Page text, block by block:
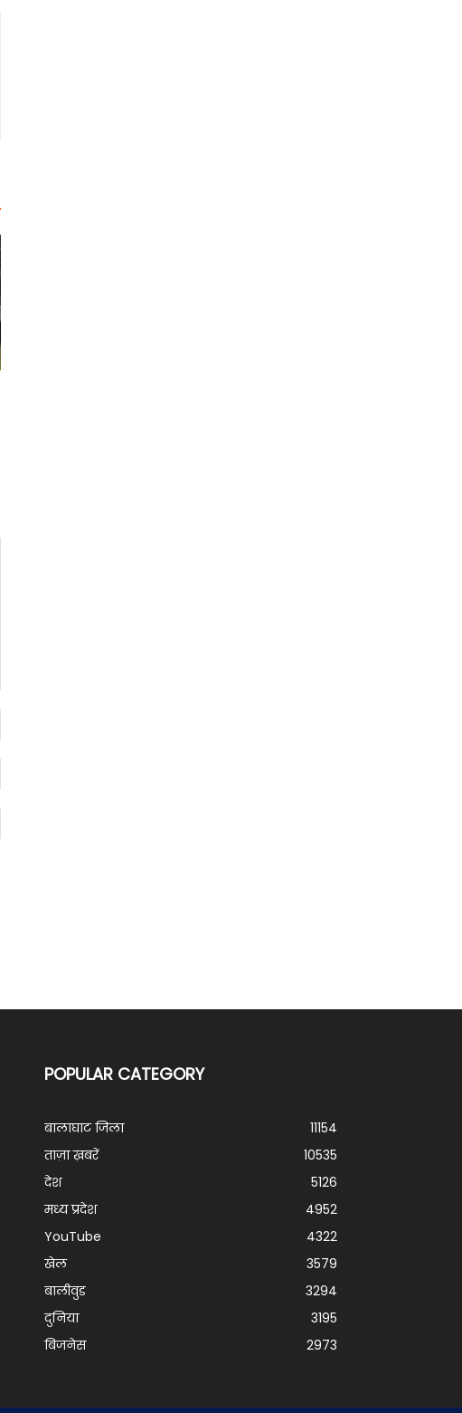
POPULAR CATEGORY
बालाघाट जिला
11154
ताज़ा ख़बरें
10535
देश
5126
मध्य प्रदेश
4952
YouTube
4322
खेल
3579
बालीवुड
3294
दुनिया
3195
बिजनेस
2973